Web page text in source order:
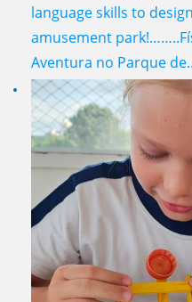
language skills to
amusement
Aventura no Parque